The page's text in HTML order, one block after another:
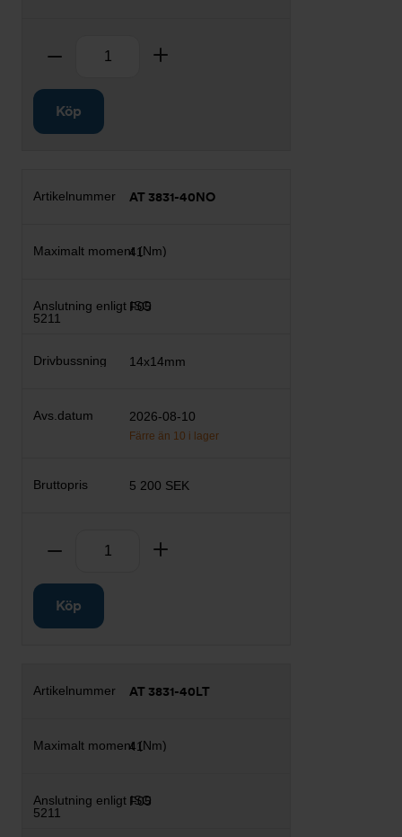
Ta bort
Köp
AT 3831-40NO
41
F05
14x14mm
2026-08-10
Färre än 10 i lager
5 200 SEK
Ta bort
Köp
AT 3831-40LT
41
F05